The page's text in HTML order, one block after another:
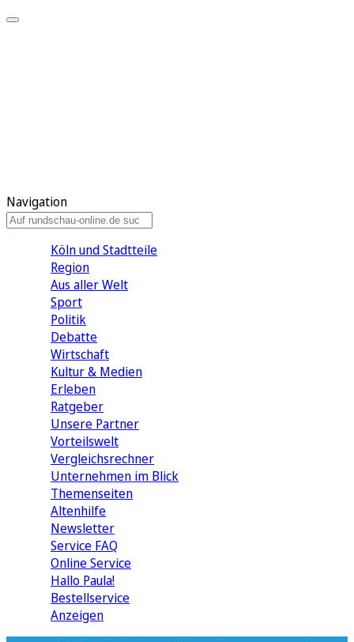
Navigation
Köln und Stadtteile
Region
Aus aller Welt
Sport
Politik
Debatte
Wirtschaft
Kultur & Medien
Erleben
Ratgeber
Unsere Partner
Vorteilswelt
Vergleichsrechner
Unternehmen im Blick
Themenseiten
Altenhilfe
Newsletter
Service FAQ
Online Service
Hallo Paula!
Bestellservice
Anzeigen